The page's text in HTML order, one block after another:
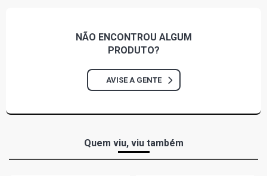
NÃO ENCONTROU ALGUM
PRODUTO?
AVISE A GENTE
Quem viu, viu também